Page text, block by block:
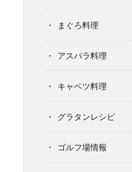
まぐろ料理
アスパラ料理
キャベツ料理
グラタンレシピ
ゴルフ場情報